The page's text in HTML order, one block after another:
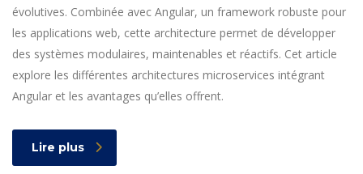
évolutives. Combinée avec Angular, un framework robuste pour
les applications web, cette architecture permet de développer
des systèmes modulaires, maintenables et réactifs. Cet article
explore les différentes architectures microservices intégrant
Angular et les avantages qu’elles offrent.
Lire plus